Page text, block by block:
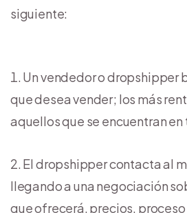
siguiente:
Un vendedor o dropshipper
que desea vender; los más
aquellos que se encuentran
El dropshipper contacta al
llegando a una negociación
que ofrecerá, precios, proceso